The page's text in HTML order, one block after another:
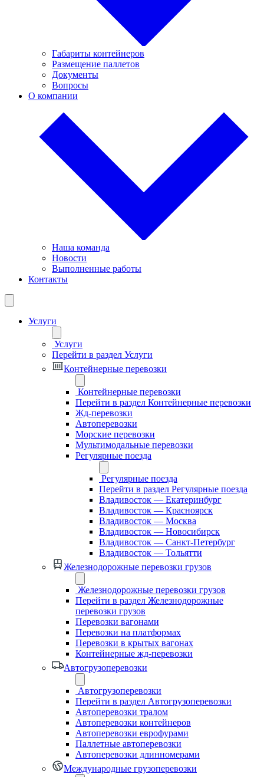
Габариты контейнеров
Размещение паллетов
Документы
Вопросы
О компании
Наша команда
Новости
Выполненные работы
Контакты
Услуги
Услуги
Перейти в раздел Услуги
Контейнерные перевозки
Контейнерные перевозки
Перейти в раздел Контейнерные перевозки
Жд-перевозки
Автоперевозки
Морские перевозки
Мультимодальные перевозки
Регулярные поезда
Регулярные поезда
Перейти в раздел Регулярные поезда
Владивосток — Екатеринбург
Владивосток — Красноярск
Владивосток — Москва
Владивосток — Новосибирск
Владивосток — Санкт-Петербург
Владивосток — Тольятти
Железнодорожные перевозки грузов
Железнодорожные перевозки грузов
Перейти в раздел Железнодорожные
перевозки грузов
Перевозки вагонами
Перевозки на платформах
Перевозки в крытых вагонах
Контейнерные жд-перевозки
Автогрузоперевозки
Автогрузоперевозки
Перейти в раздел Автогрузоперевозки
Автоперевозки тралом
Автоперевозки контейнеров
Автоперевозки еврофурами
Паллетные автоперевозки
Автоперевозки длинномерами
Международные грузоперевозки